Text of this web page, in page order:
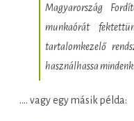
Magyarország
munkaórát
tartalomkezelő
használhassa
…. vagy egy másik példa: